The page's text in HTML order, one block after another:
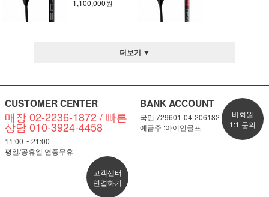
1,100,000원
더보기 ▼
CUSTOMER CENTER
매장 02-2236-1872 / 빠른
상담 010-3924-4458
11:00 ~ 21:00
평일/공휴일 연중무휴
고객센터
연결하기
BANK ACCOUNT
국민 729601-04-206182
예금주 :아이언골프
비회원
1:1 문의